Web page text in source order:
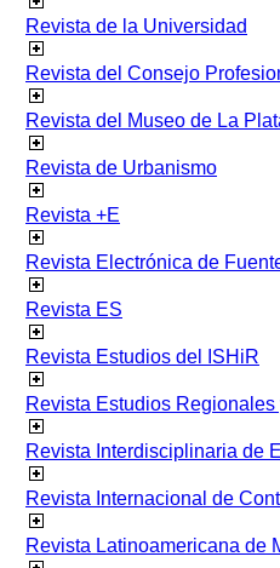
Revista de la Universidad
Revista del Consejo
Revista del Museo de La
Revista de Urbanismo
Revista +E
Revista Electrónica de
Revista ES
Revista Estudios del ISHiR
Revista Estudios
Revista Interdisciplinaria de
Revista Internacional de
Revista Latinoamericana de